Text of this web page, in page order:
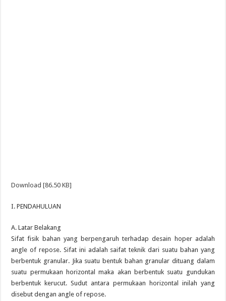
Download [86.50 KB]
I. PENDAHULUAN
A. Latar Belakang
Sifat fisik bahan yang berpengaruh terhadap desain hoper adalah
angle of repose. Sifat ini adalah saifat teknik dari suatu bahan yang
berbentuk granular. Jika suatu bentuk bahan granular dituang dalam
suatu permukaan horizontal maka akan berbentuk suatu gundukan
berbentuk kerucut. Sudut antara permukaan horizontal inilah yang
disebut dengan angle of repose.